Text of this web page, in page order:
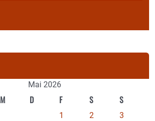
Mai 2026
M D F S S
1 2
3